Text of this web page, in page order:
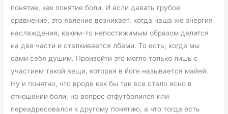
понятие, как понятие боли. И если давать грубое
сравнение, это явление возникает, когда наша же энергия
наслаждения, каким-то непостижимым образом делится
на две части и сталкивается лбами. То есть, когда мы
сами себя душим. Произойти это могло только лишь с
участием такой вещи, которая в йоге называется майей.
Ну и понятно, что вроде как бы так все стало ясно в
отношении боли, но вопрос отфутболился или
переадресовался к другому понятию, а что тогда есть